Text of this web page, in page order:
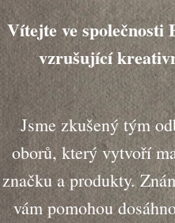
Vítejte ve společnosti
vzrušující
Jsme zkušený tým
oborů, který vytvoří
značku a produkty.
vám pomohou